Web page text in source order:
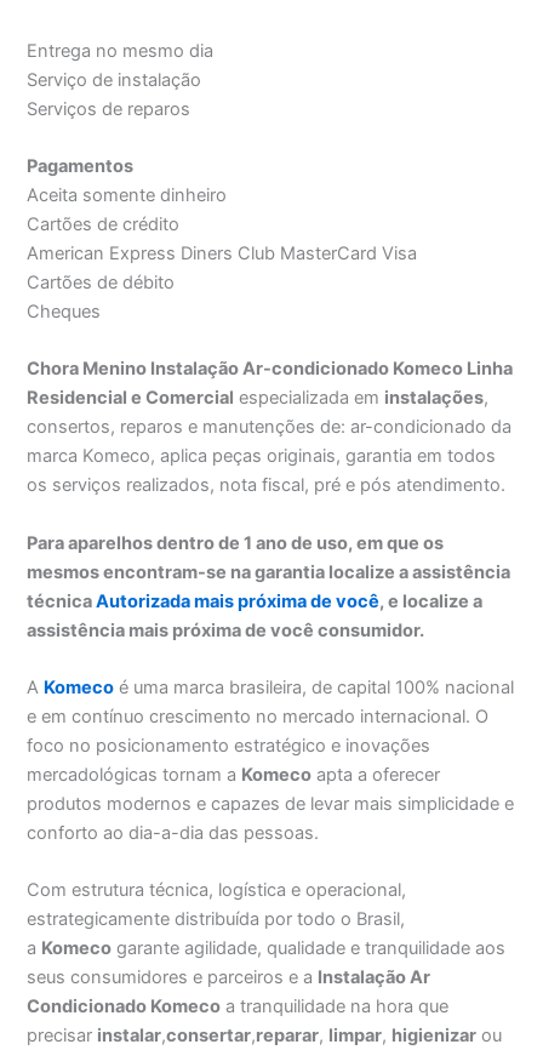
Entrega no mesmo dia
Serviço de instalação
Serviços de reparos
Pagamentos
Aceita somente dinheiro
Cartões de crédito
American Express Diners Club MasterCard Visa
Cartões de débito
Cheques
Chora Menino Instalação Ar-condicionado Komeco Linha
Residencial e Comercial especializada em instalações,
consertos, reparos e manutenções de: ar-condicionado da
marca Komeco, aplica peças originais, garantia em todos
os serviços realizados, nota fiscal, pré e pós atendimento.
Para aparelhos dentro de 1 ano de uso, em que os
mesmos encontram-se na garantia localize a assistência
técnicaAutorizada mais próxima de você, e localize a
assistência mais próxima de você consumidor.
A Komeco é uma marca brasileira, de capital 100% nacional
e em contínuo crescimento no mercado internacional. O
foco no posicionamento estratégico e inovações
mercadológicas tornam a Komeco apta a oferecer
produtos modernos e capazes de levar mais simplicidade e
conforto ao dia-a-dia das pessoas.
Com estrutura técnica, logística e operacional,
estrategicamente distribuída por todo o Brasil,
a Komeco garante agilidade, qualidade e tranquilidade aos
seus consumidores e parceiros e a Instalação Ar
Condicionado Komeco a tranquilidade na hora que
precisar instalar,consertar,reparar, limpar, higienizar ou